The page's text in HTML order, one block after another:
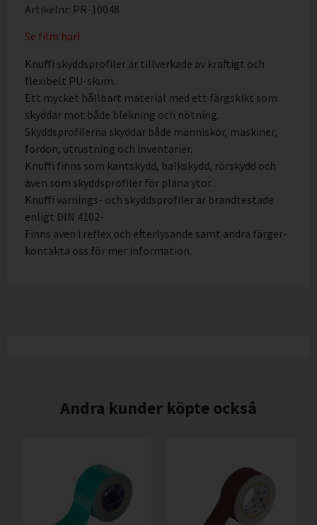
Artikelnr: PR-10048
Se film här!
Knuffi skyddsprofiler är tillverkade av kraftigt och
flexibelt PU-skum.
Ett mycket hållbart material med ett färgskikt som
skyddar mot både blekning och nötning.
Skyddsprofilerna skyddar både människor, maskiner,
fordon, utrustning och inventarier.
Knuffi finns som kantskydd, balkskydd, rörskydd och
även som skyddsprofiler för plana ytor.
Knuffi varnings- och skyddsprofiler är brandtestade
enligt DIN 4102-
Finns även i reflex och efterlysande samt andra färger-
kontakta oss för mer information.
Andra kunder köpte också